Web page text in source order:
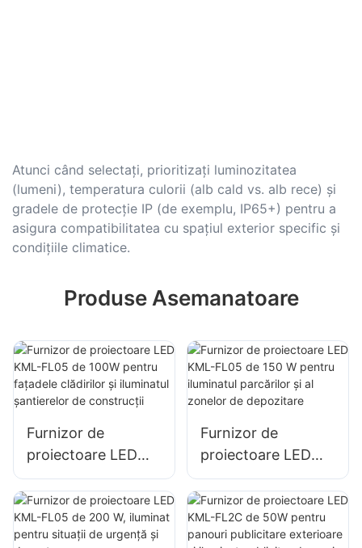
Atunci când selectați, prioritizați luminozitatea
(lumeni), temperatura culorii (alb cald vs. alb rece) și
gradele de protecție IP (de exemplu, IP65+) pentru a
asigura compatibilitatea cu spațiul exterior specific și
condițiile climatice.
Produse Asemanatoare
Furnizor de
proiectoare LED
KML-FL05 de 100W
pentru fațadele
clădirilor și
iluminatul
Furnizor de
proiectoare LED
KML-FL05 de 150
W pentru iluminatul
parcărilor și al
zonelor de